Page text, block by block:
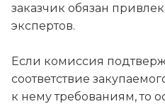
заказчик обязан
экспертов.
Если комиссия
соответствие
к нему требованиям, то